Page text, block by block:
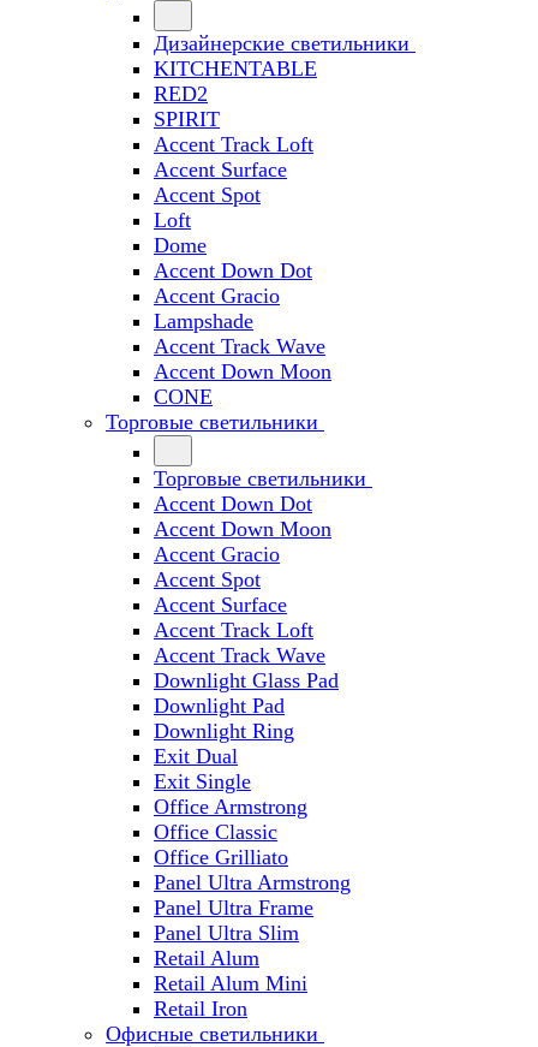
Дизайнерские светильники
KITCHENTABLE
RED2
SPIRIT
Accent Track Loft
Accent Surface
Accent Spot
Loft
Dome
Accent Down Dot
Accent Gracio
Lampshade
Accent Track Wave
Accent Down Moon
CONE
Торговые светильники
Торговые светильники
Accent Down Dot
Accent Down Moon
Accent Gracio
Accent Spot
Accent Surface
Accent Track Loft
Accent Track Wave
Downlight Glass Pad
Downlight Pad
Downlight Ring
Exit Dual
Exit Single
Office Armstrong
Office Classic
Office Grilliato
Panel Ultra Armstrong
Panel Ultra Frame
Panel Ultra Slim
Retail Alum
Retail Alum Mini
Retail Iron
Офисные светильники